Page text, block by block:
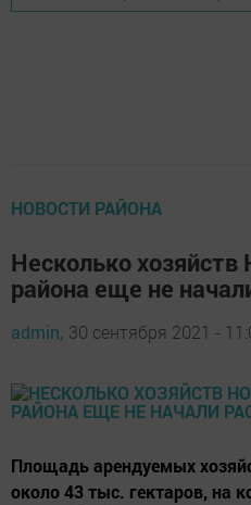
НОВОСТИ РАЙОНА
Несколько
района еще не
admin, 30 сентября 2021 -
Площадь арендуемых
около 43 тыс. гектаров, на